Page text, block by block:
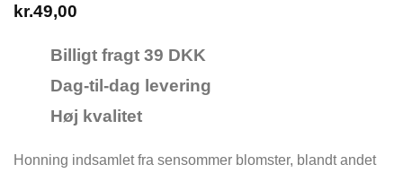
kr.49,00
Billigt fragt 39 DKK
Dag-til-dag levering
Høj kvalitet
Honning indsamlet fra sensommer blomster, blandt andet